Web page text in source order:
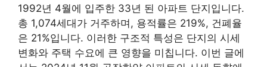
1992년 4월에 입주한 33년 된 아파트 단지입니다.
총 1,074세대가 거주하며, 용적률은 219%, 건폐율
은 21%입니다. 이러한 구조적 특성은 단지의 시세
변화와 주택 수요에 큰 영향을 미칩니다. 이번 글에